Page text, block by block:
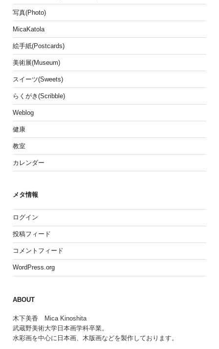
写真(Photo)
MicaKatola
絵手紙(Postcards)
美術展(Museum)
スイーツ(Sweets)
らくがき(Scribble)
Weblog
健康
教室
カレンダー
メタ情報
ログイン
投稿フィード
コメントフィード
WordPress.org
ABOUT
木下美香 Mica Kinoshita
武蔵野美術大学日本画学科卒業。
水彩画を中心に日本画、木版画などを製作しております。